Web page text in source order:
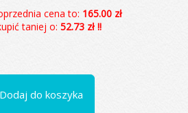
cena to: 165.00 zł
taniej o: 52.73 zł !!
Dodaj do koszyka